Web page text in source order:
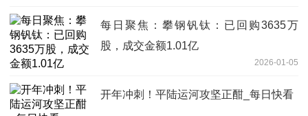
每日聚焦：攀钢钒钛：已回购3635万
股，成交金额1.01亿
2026-01-05
开年冲刺！平陆运河攻坚正酣_每日快看